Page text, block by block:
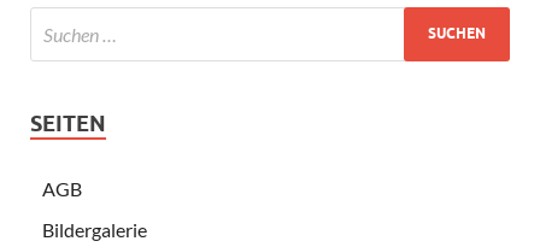
SEITEN
AGB
Bildergalerie